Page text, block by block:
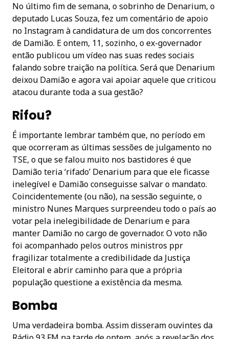
No último fim de semana, o sobrinho de Denarium, o
deputado Lucas Souza, fez um comentário de apoio
no Instagram à candidatura de um dos concorrentes
de Damião. E ontem, 11, sozinho, o ex-governador
então publicou um vídeo nas suas redes sociais
falando sobre traição na política. Será que Denarium
deixou Damião e agora vai apoiar aquele que criticou
atacou durante toda a sua gestão?
Rifou?
É importante lembrar também que, no período em
que ocorreram as últimas sessões de julgamento no
TSE, o que se falou muito nos bastidores é que
Damião teria ‘rifado’ Denarium para que ele ficasse
inelegível e Damião conseguisse salvar o mandato.
Coincidentemente (ou não), na sessão seguinte, o
ministro Nunes Marques surpreendeu todo o país ao
votar pela inelegibilidade de Denarium e para
manter Damião no cargo de governador. O voto não
foi acompanhado pelos outros ministros ppr
fragilizar totalmente a credibilidade da Justiça
Eleitoral e abrir caminho para que a própria
população questione a existência da mesma.
Bomba
Uma verdadeira bomba. Assim disseram ouvintes da